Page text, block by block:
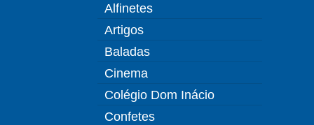
Alfinetes
Artigos
Baladas
Cinema
Colégio Dom Inácio
Confetes